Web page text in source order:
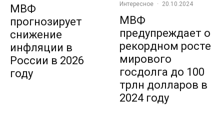
МВФ
прогнозирует
снижение
инфляции в
России в 2026
году
Интересное · 20.10.2024
МВФ
предупреждает о
рекордном росте
мирового
госдолга до 100
трлн долларов в
2024 году